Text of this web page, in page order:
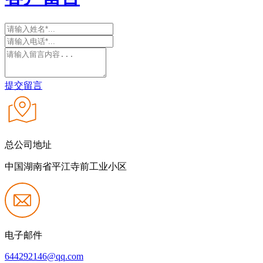
提交留言
总公司地址
中国湖南省平江寺前工业小区
电子邮件
644292146@qq.com